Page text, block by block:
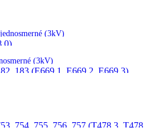
(3kV)
(3kV)
183 (E669.1, E669.2, E669.3)
754, 755, 756, 757 (T478.3,